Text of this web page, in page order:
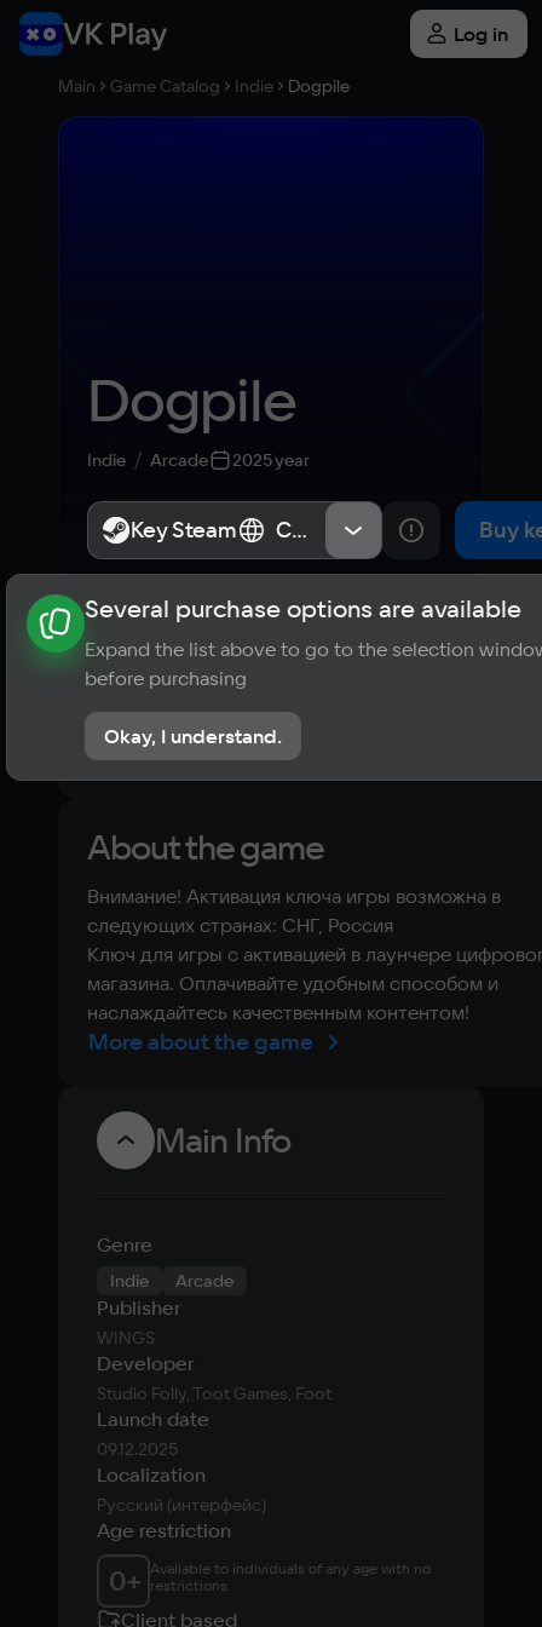
Log in
Main Game Catalog Indie Dogpile
Dogpile
Indie Arcade 2025 year
Key Steam СНГ, Россия Buy
About the game News Requirements
? Player ratings
No reviews
About the game
Внимание! Активация ключа игры возможна в
следующих странах: СНГ, Россия
Ключ для игры с активацией в лаунчере
магазина. Оплачивайте удобным способом и
наслаждайтесь качественным контентом!
More about the game
Main Info
Genre
Indie Arcade
Publisher
WINGS
Developer
Studio Folly, Toot Games, Foot
Launch date
09.12.2025
Localization
Русский (интерфейс)
Age restriction
0+ Available to individuals of any age with no
restrictions
Client based
Key Steam СНГ, Россия
Several purchase options are available
Expand the list above to go to the selection
before purchasing
Okay, I understand.